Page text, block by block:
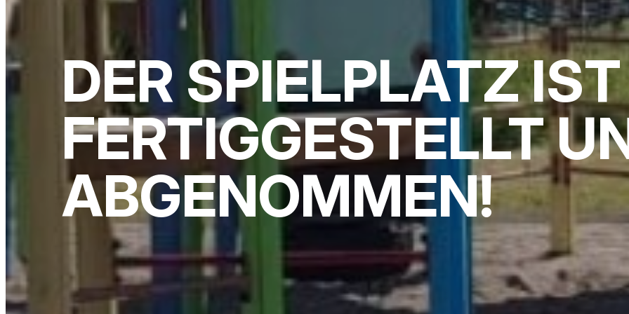
DER SPIELPLATZ IST
FERTIGGESTELLT
ABGENOMMEN!